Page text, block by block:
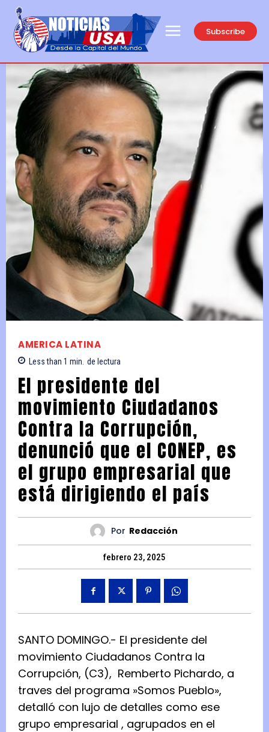
Subscribe
AMERICA LATINA
Less than 1 min. de lectura
El presidente del
movimiento Ciudadanos
Contra la Corrupción,
denunció que el CONEP, es
el grupo empresarial que
está dirigiendo el país
Por Redacción
febrero 23, 2025
SANTO DOMINGO.- El presidente del
movimiento Ciudadanos Contra la
Corrupción, (C3), Remberto Pichardo, a
traves del programa »Somos Pueblo»,
detalló con lujo de detalles como ese
grupo empresarial , agrupados en el